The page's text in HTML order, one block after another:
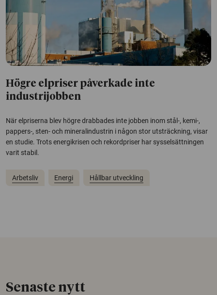
Högre elpriser påverkade inte
industrijobben
När elpriserna blev högre drabbades inte jobben inom stål-, kemi-,
pappers-, sten- och mineralindustrin i någon stor utsträckning, visar
en studie. Trots energikrisen och rekordpriser har sysselsättningen
varit stabil.
Arbetsliv Energi Hållbar utveckling
Senaste nytt